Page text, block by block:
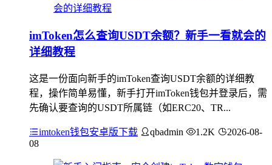
imToken怎么查询USDT余额？新手一看就会的
详细教程
这是一份面向新手的imToken查询USDT余额的详细教
程，操作简单易懂，新手打开imToken钱包并登录后，需
先确认要查询的USDT所属链（如ERC20、TR...
imtoken钱包安卓版下载 qbadmin 1.2K
2026-08-
08